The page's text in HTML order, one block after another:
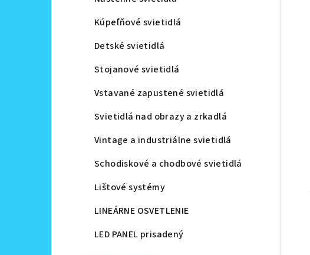
Kúpeľňové svietidlá
Detské svietidlá
Stojanové svietidlá
Vstavané zapustené svietidlá
Svietidlá nad obrazy a zrkadlá
Vintage a industriálne svietidlá
Schodiskové a chodbové svietidlá
Lištové systémy
LINEÁRNE OSVETLENIE
LED PANEL prisadený